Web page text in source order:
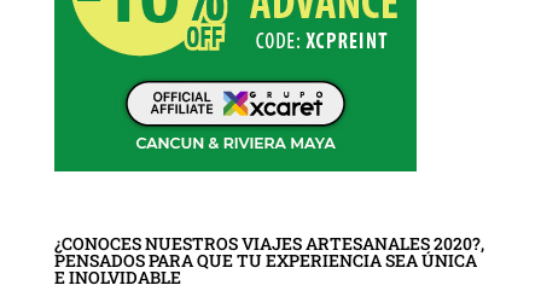
¿CONOCES NUESTROS VIAJES ARTESANALES 2020?,
PENSADOS PARA QUE TU EXPERIENCIA SEA ÚNICA
E INOLVIDABLE